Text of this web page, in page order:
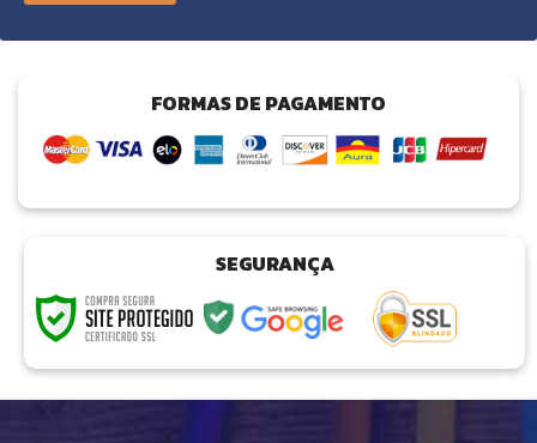
FORMAS DE PAGAMENTO
SEGURANÇA